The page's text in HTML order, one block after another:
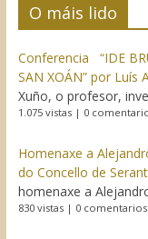
O máis lido
Conferencia “IDE
SAN XOÁN” por Luís
Xuño, o profesor,
1.075 vistas| 0
Homenaxe a
do Concello de
homenaxe a
830 vistas| 0 comentarios